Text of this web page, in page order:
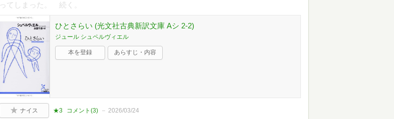
ってしまった。 続く。
ひとさらい (光文社古典新訳文庫 Aシ 2-2)
ジュール シュペルヴィエル
本を登録 あらすじ・内容
ナイス ★3 コメント(3) 2026/03/24